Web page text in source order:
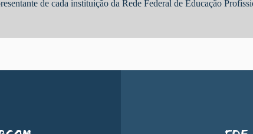
de cada instituição da Rede Federal de Educação